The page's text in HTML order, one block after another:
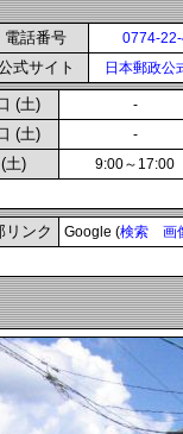
電話番号 0774-
式サイト 日本郵政公
(土) -
(土) -
土) 9:00～17:00
リンク Google (検索 画